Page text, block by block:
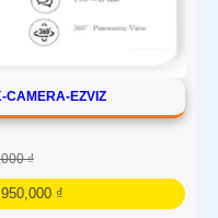
CAMERA-EZVIZ
₫
₫